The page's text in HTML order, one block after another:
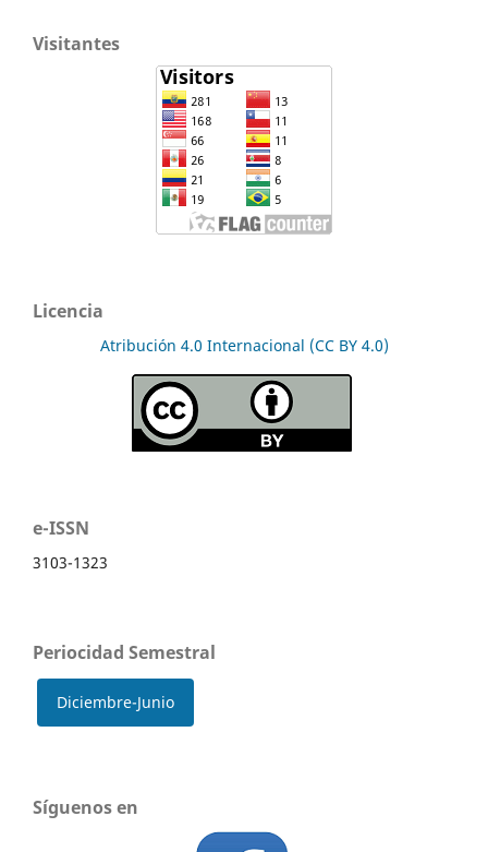
Visitantes
Licencia
Atribución 4.0 Internacional (CC BY 4.0)
e-ISSN
3103-1323
Periocidad Semestral
Diciembre-Junio
Síguenos en